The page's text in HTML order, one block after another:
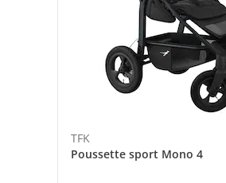
TFK
Poussette sport Mono 4